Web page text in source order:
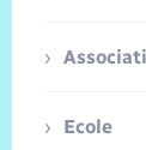
Ecole